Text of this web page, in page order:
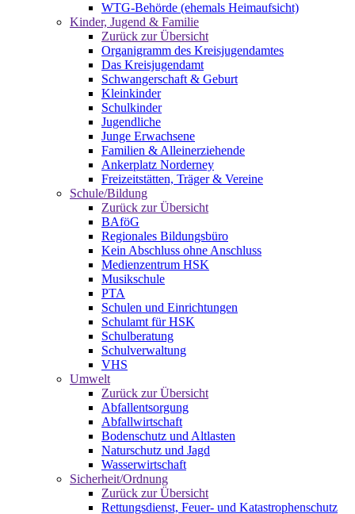
WTG-Behörde (ehemals Heimaufsicht)
Kinder, Jugend & Familie
Zurück zur Übersicht
Organigramm des Kreisjugendamtes
Das Kreisjugendamt
Schwangerschaft & Geburt
Kleinkinder
Schulkinder
Jugendliche
Junge Erwachsene
Familien & Alleinerziehende
Ankerplatz Norderney
Freizeitstätten, Träger & Vereine
Schule/Bildung
Zurück zur Übersicht
BAföG
Regionales Bildungsbüro
Kein Abschluss ohne Anschluss
Medienzentrum HSK
Musikschule
PTA
Schulen und Einrichtungen
Schulamt für HSK
Schulberatung
Schulverwaltung
VHS
Umwelt
Zurück zur Übersicht
Abfallentsorgung
Abfallwirtschaft
Bodenschutz und Altlasten
Naturschutz und Jagd
Wasserwirtschaft
Sicherheit/Ordnung
Zurück zur Übersicht
Rettungsdienst, Feuer- und Katastrophenschutz